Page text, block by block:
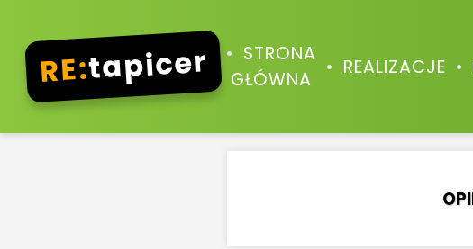
RE:tapicer
STRONA
GŁÓWNA
REALIZACJE